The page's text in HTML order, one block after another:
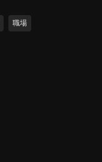
職場